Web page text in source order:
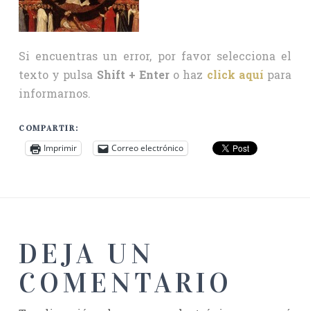
Si encuentras un error, por favor selecciona el
texto y pulsa Shift + Enter o haz click aquí para
informarnos.
COMPARTIR:
Imprimir Correo electrónico
DEJA UN
COMENTARIO